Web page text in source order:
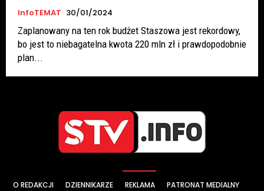
InfoTEMAT 30/01/2024
Zaplanowany na ten rok budżet Staszowa jest rekordowy,
bo jest to niebagatelna kwota 220 mln zł i prawdopodobnie
plan...
O REDAKCJI DZIENNIKARZE REKLAMA
PATRONAT MEDIALNY